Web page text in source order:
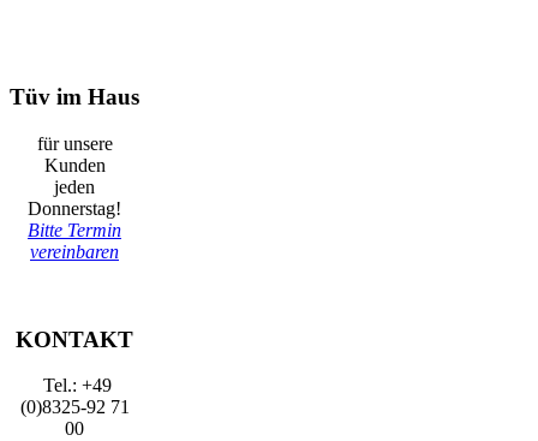
Tüv im Haus
für unsere
Kunden
jeden
Donnerstag!
Bitte Termin
vereinbaren
KONTAKT
Tel.: +49
(0)8325-92 71
00